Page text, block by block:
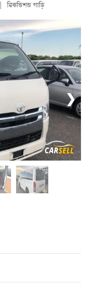
রিকন্ডিশন্ড গাড়ি
❯